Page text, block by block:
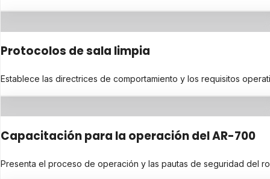
Protocolos de sala limpia
Establece las directrices de comportamiento y los requisitos
Capacitación para la operación del AR-700
Presenta el proceso de operación y las pautas de seguridad del